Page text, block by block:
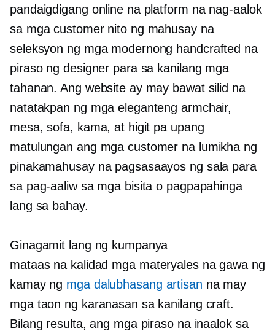
pandaigdigang online na platform na nag-aalok
sa mga customer nito ng mahusay na
seleksyon ng mga modernong handcrafted na
piraso ng designer para sa kanilang mga
tahanan. Ang website ay may bawat silid na
natatakpan ng mga eleganteng armchair,
mesa, sofa, kama, at higit pa upang
matulungan ang mga customer na lumikha ng
pinakamahusay na pagsasaayos ng sala para
sa pag-aaliw sa mga bisita o pagpapahinga
lang sa bahay.
Ginagamit lang ng kumpanya
mataas na kalidad mga materyales na gawa ng
kamay ng mga dalubhasang artisan na may
mga taon ng karanasan sa kanilang craft.
Bilang resulta, ang mga piraso na inaalok sa